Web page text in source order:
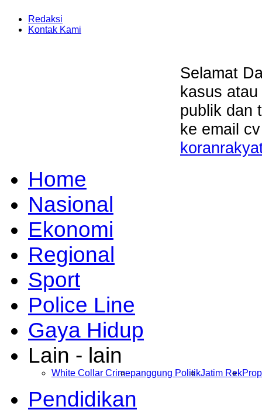
Redaksi
Kontak Kami
Selamat
kasus
publik dan
ke email
Home
Nasional
Ekonomi
Regional
Sport
Police Line
Gaya Hidup
Lain - lain
White Collar Crimepanggung PolitikJatim Rek
Pendidikan